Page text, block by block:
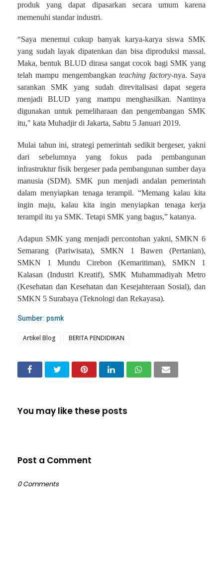
produk yang dapat dipasarkan secara umum karena
memenuhi standar industri.
“Saya menemui cukup banyak karya-karya siswa SMK
yang sudah layak dipatenkan dan bisa diproduksi massal.
Maka, bentuk BLUD dirasa sangat cocok bagi SMK yang
telah mampu mengembangkanteaching factory-nya. Saya
sarankan SMK yang sudah direvitalisasi dapat segera
menjadi BLUD yang mampu menghasilkan. Nantinya
digunakan untuk pemeliharaan dan pengembangan SMK
itu," kata Muhadjir di Jakarta, Sabtu 5 Januari 2019.
Mulai tahun ini, strategi pemerintah sedikit bergeser, yakni
dari sebelumnya yang fokus pada pembangunan
infrastruktur fisik bergeser pada pembangunan sumber daya
manusia (SDM). SMK pun menjadi andalan pemerintah
dalam menyiapkan tenaga terampil. “Memang kalau kita
ingin maju, kalau kita ingin menyiapkan tenaga kerja
terampil itu ya SMK. Tetapi SMK yang bagus,” katanya.
Adapun SMK yang menjadi percontohan yakni, SMKN 6
Semarang (Pariwisata), SMKN 1 Bawen (Pertanian),
SMKN 1 Mundu Cirebon (Kemaritiman), SMKN 1
Kalasan (Industri Kreatif), SMK Muhammadiyah Metro
(Kesehatan dan Kesehatan dan Kesejahteraan Sosial), dan
SMKN 5 Surabaya (Teknologi dan Rekayasa).
Sumber: psmk
Artikel Blog BERITA PENDIDIKAN
You may like these posts
Post a Comment
0 Comments